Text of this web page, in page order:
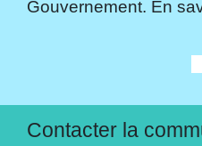
Gouvernement. En
Contacter la